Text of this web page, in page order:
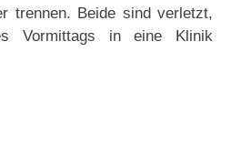
trennen. Beide sind verletzt,
Vormittags in eine Klinik